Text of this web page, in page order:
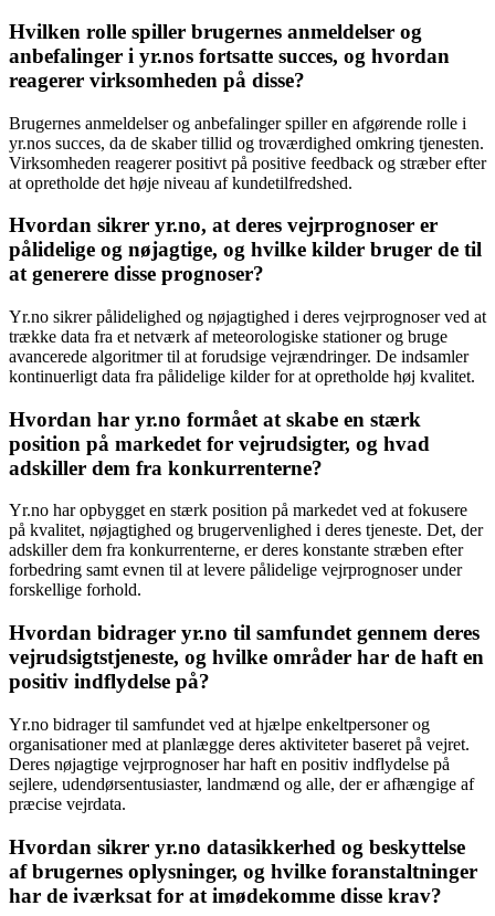
Hvilken rolle spiller brugernes anmeldelser og
anbefalinger i yr.nos fortsatte succes, og hvordan
reagerer virksomheden på disse?
Brugernes anmeldelser og anbefalinger spiller en afgørende rolle i
yr.nos succes, da de skaber tillid og troværdighed omkring tjenesten.
Virksomheden reagerer positivt på positive feedback og stræber efter
at opretholde det høje niveau af kundetilfredshed.
Hvordan sikrer yr.no, at deres vejrprognoser er
pålidelige og nøjagtige, og hvilke kilder bruger de til
at generere disse prognoser?
Yr.no sikrer pålidelighed og nøjagtighed i deres vejrprognoser ved at
trække data fra et netværk af meteorologiske stationer og bruge
avancerede algoritmer til at forudsige vejrændringer. De indsamler
kontinuerligt data fra pålidelige kilder for at opretholde høj kvalitet.
Hvordan har yr.no formået at skabe en stærk
position på markedet for vejrudsigter, og hvad
adskiller dem fra konkurrenterne?
Yr.no har opbygget en stærk position på markedet ved at fokusere
på kvalitet, nøjagtighed og brugervenlighed i deres tjeneste. Det, der
adskiller dem fra konkurrenterne, er deres konstante stræben efter
forbedring samt evnen til at levere pålidelige vejrprognoser under
forskellige forhold.
Hvordan bidrager yr.no til samfundet gennem deres
vejrudsigtstjeneste, og hvilke områder har de haft en
positiv indflydelse på?
Yr.no bidrager til samfundet ved at hjælpe enkeltpersoner og
organisationer med at planlægge deres aktiviteter baseret på vejret.
Deres nøjagtige vejrprognoser har haft en positiv indflydelse på
sejlere, udendørsentusiaster, landmænd og alle, der er afhængige af
præcise vejrdata.
Hvordan sikrer yr.no datasikkerhed og beskyttelse
af brugernes oplysninger, og hvilke foranstaltninger
har de iværksat for at imødekomme disse krav?